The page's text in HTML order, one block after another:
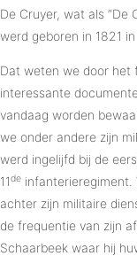
De Cruyer, wat als “De
werd geboren in 1821 in
Dat weten we door het
interessante
vandaag worden
we onder andere zijn
werd ingelijfd bij de
11de infanterieregiment.
achter zijn militaire
de frequentie van zijn
Schaarbeek waar hij